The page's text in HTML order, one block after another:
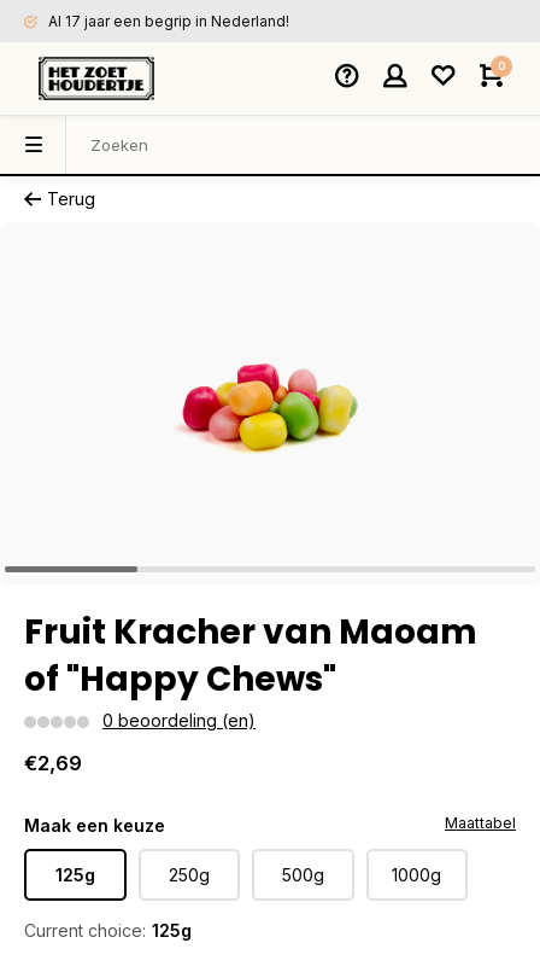
Al 17 jaar een begrip in Nederland!
0
Terug
Fruit Kracher van Maoam
of "Happy Chews"
0 beoordeling (en)
€2,69
Maak een keuze
125g 250g 500g 1000g
Current choice: 125g
Maattabel